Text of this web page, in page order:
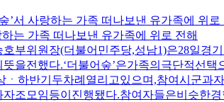
는 가족 떠나보낸 유가족에 위로 전해
부위원장(더불어민주당,성남1)은28일경
을전했다.‘더불어숲’은가족의극단적선
ㆍ하반기두차례열리고있으며,참여시군
조모임등이진행됐다.참여자들은비슷한